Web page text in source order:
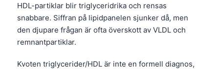
HDL-partiklar blir triglyceridrika och rensas
snabbare. Siffran på lipidpanelen sjunker då, men
den djupare frågan är ofta överskott av VLDL och
remnantpartiklar.
Kvoten triglycerider/HDL är inte en formell diagnos,